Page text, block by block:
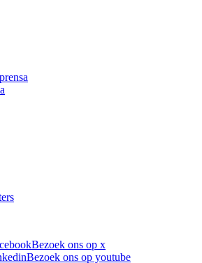
Bezoek ons op x
Bezoek ons op youtube